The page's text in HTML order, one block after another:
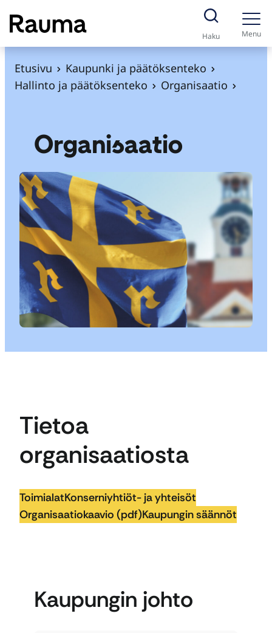
S
i
Haku Menu
Etusivu
Kaupunki ja päätöksenteko
Hallinto ja päätöksenteko
Organisaatio
Organisaatio
Tietoa
organisaatiosta
ToimialatKonserniyhtiöt- ja yhteisöt
Organisaatiokaavio (pdf)Kaupungin säännöt
Kaupungin johto